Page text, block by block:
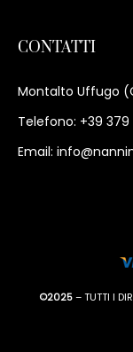
CONTATTI
Montalto Uffugo
Telefono: +39 379
Email:
©2025– TUTTI I